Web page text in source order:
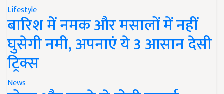
Lifestyle
बारिश में नमक और मसालों में नहीं
घुसेगी नमी, अपनाएं ये 3 आसान देसी
ट्रिक्स
News